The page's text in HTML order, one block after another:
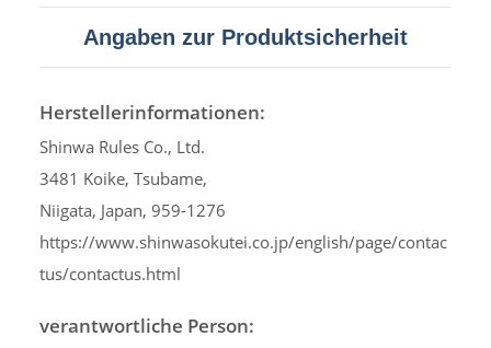
Angaben zur Produktsicherheit
Herstellerinformationen:
Shinwa Rules Co., Ltd.
3481 Koike, Tsubame,
Niigata, Japan, 959-1276
https://www.shinwasokutei.co.jp/english/page/contac
tus/contactus.html
verantwortliche Person: